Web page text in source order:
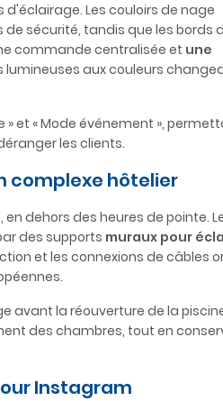
d'éclairage. Les couloirs de nage
de sécurité, tandis que les bords
commande centralisée et une
lumineuses aux couleurs
» et « Mode événement »,
les clients.
complexe hôtelier
dehors des heures de pointe.
des supports muraux pour
et les connexions de câbles
avant la réouverture de la
des chambres, tout en
Instagram